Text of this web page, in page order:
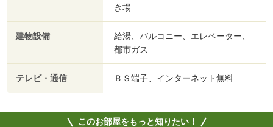
き場
建物設備
給湯、バルコニー、エレベーター、
都市ガス
テレビ・通信 ＢＳ端子、インターネット無料
このお部屋をもっと知りたい！